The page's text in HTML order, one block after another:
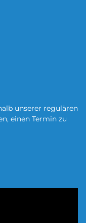
unserer regulären
einen Termin zu